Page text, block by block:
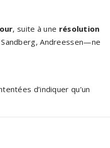
, suite à une résolution
Andreessen—ne
d’indiquer qu’un